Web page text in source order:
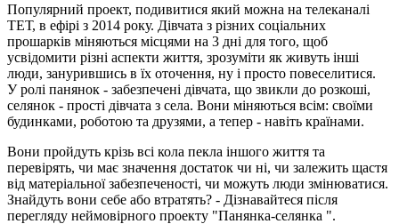
Популярний проект, подивитися який можна на телеканалі
ТЕТ, в ефірі з 2014 року. Дівчата з різних соціальних
прошарків міняються місцями на 3 дні для того, щоб
усвідомити різні аспекти життя, зрозуміти як живуть інші
люди, занурившись в їх оточення, ну і просто повеселитися.
У ролі панянок - забезпечені дівчата, що звикли до розкоші,
селянок - прості дівчата з села. Вони міняються всім: своїми
будинками, роботою та друзями, а тепер - навіть країнами.
Вони пройдуть крізь всі кола пекла іншого життя та
перевірять, чи має значення достаток чи ні, чи залежить щастя
від матеріальної забезпеченості, чи можуть люди змінюватися.
Знайдуть вони себе або втратять? - Дізнавайтеся після
перегляду неймовірного проекту "Панянка-селянка ".